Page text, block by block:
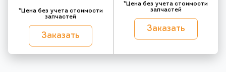
*Цена без учета стоимости
запчастей
Заказать
*Цена без учета стоимости
запчастей
Заказать